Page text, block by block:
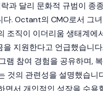
과 달리 문화적 규범이 종
다. Octant의 CMO로서 그
조직이 이더리움 생태계에
지원한다고 언급했습니
램 참여 경험을 공유하며,
것의 관련성을 설명했습니
면서 개인적인 성장을 수용